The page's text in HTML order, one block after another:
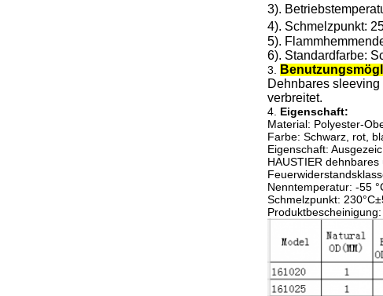
3).
4). Schmelzpunkt:
5).
6). Standardfarbe:
3.
Dehnbares
verbreitet.
4. Eigenschaft:
Material: Polyester-
Farbe: Schwarz, rot,
Eigenschaft:
HAUSTIER
Nenntemperatur: -55
Schmelzpunkt: